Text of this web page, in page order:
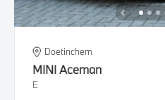
Doetinchem
MINIAceman
E